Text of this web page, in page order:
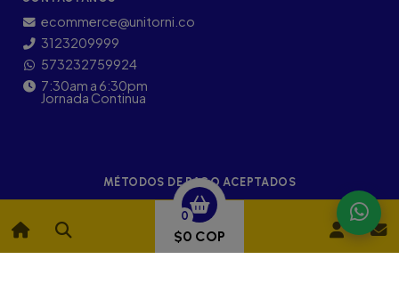
0
$0 COP
ecommerce@unitorni.co
3123209999
573232759924
7:30am a 6:30pm
Jornada Continua
MÉTODOS DE PAGO ACEPTADOS